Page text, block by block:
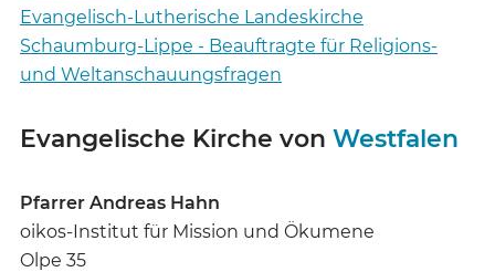
Evangelisch-Lutherische Landeskirche
Schaumburg-Lippe - Beauftragte für Religions-
und Weltanschauungsfragen
Evangelische Kirche von Westfalen
Pfarrer Andreas Hahn
oikos-Institut für Mission und Ökumene
Olpe 35